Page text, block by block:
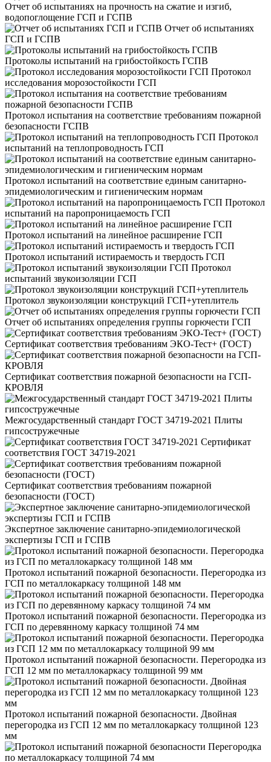
Отчет об испытаниях на прочность на сжатие и изгиб,
водопоглощение ГСП и ГСПВ
Отчет об испытаниях
ГСП и ГСПВ
Протоколы испытаний на грибостойкость ГСПВ
Протокол
исследования морозостойкости ГСП
Протокол испытания на соответствие требованиям пожарной
безопасности ГСПВ
Протокол
испытаний на теплопроводность ГСП
Протокол испытаний на соответствие единым санитарно-
эпидемиологическим и гигиеническим нормам
Протокол
испытаний на паропроницаемость ГСП
Протокол испытаний на линейное расширение ГСП
Протокол испытаний истираемость и твердость ГСП
Протокол
испытаний звукоизоляции ГСП
Протокол звукоизоляции конструкций ГСП+утеплитель
Отчет об испытаниях определения группы горючести ГСП
Сертификат соответствия требованиям ЭКО-Тест+ (ГОСТ)
Сертификат соответствия пожарной безопасности на ГСП-
КРОВЛЯ
Межгосударственный стандарт ГОСТ 34719-2021 Плиты
гипсостружечные
Сертификат
соответствия ГОСТ 34719-2021
Сертификат соответствия требованиям пожарной
безопасности (ГОСТ)
Экспертное заключение санитарно-эпидемиологической
экспертизы ГСП и ГСПВ
Протокол испытаний пожарной безопасности. Перегородка из
ГСП по металлокаркасу толщиной 148 мм
Протокол испытаний пожарной безопасности. Перегородка из
ГСП по деревянному каркасу толщиной 74 мм
Протокол испытаний пожарной безопасности. Перегородка из
ГСП 12 мм по металлокаркасу толщиной 99 мм
Протокол испытаний пожарной безопасности. Двойная
перегородка из ГСП 12 мм по металлокаркасу толщиной 123
мм